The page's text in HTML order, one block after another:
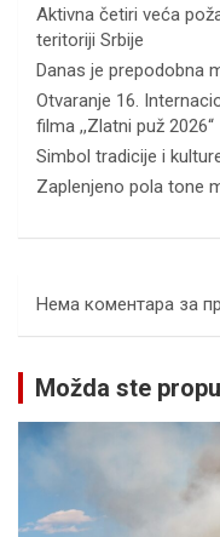
Aktivna četiri veća
teritoriji Srbije
Danas je prepodobna
Otvaranje 16.
filma ,,Zlatni puž 2026“
Simbol tradicije i
Zaplenjeno pola tone
Нема коментара за
Možda ste